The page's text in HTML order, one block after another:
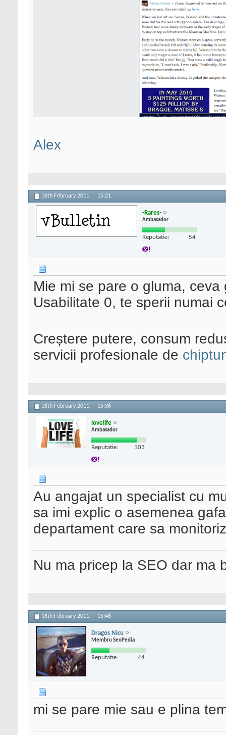
Alex
16th February 2011, 15:21
-Rares-
Ambasador
Reputatie: 54
Mie mi se pare o gluma,
Usabilitate 0, te sperii numai
Creștere putere, consum
servicii profesionale de
16th February 2011, 15:36
lovelife
Ambasador
Reputatie: 103
Au angajat un specialist cu
sa imi explic o asemenea
departament care sa
Nu ma pricep la SEO dar ma
16th February 2011, 15:46
Dragos Nicu
Membru SeoPedia
Reputatie: 44
mi se pare mie sau e plina